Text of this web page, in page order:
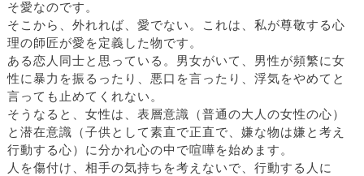
そ愛なのです。
そこから、外れれば、愛でない。これは、私が尊敬する心
理の師匠が愛を定義した物です。
ある恋人同士と思っている。男女がいて、男性が頻繁に女
性に暴力を振るったり、悪口を言ったり、浮気をやめてと
言っても止めてくれない。
そうなると、女性は、表層意識（普通の大人の女性の心）
と潜在意識（子供として素直で正直で、嫌な物は嫌と考え
行動する心）に分かれ心の中で喧嘩を始めます。
人を傷付け、相手の気持ちを考えないで、行動する人に